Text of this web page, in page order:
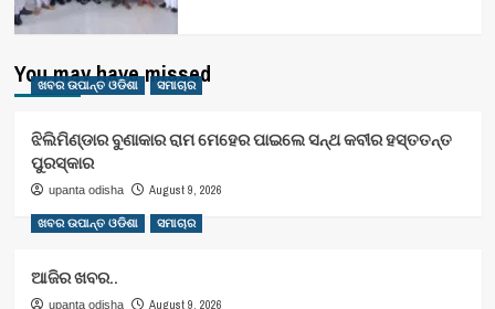
You may have missed
ଖବର ଉପାନ୍ତ ଓଡିଶା ସମାଚାର
ଝିଲିମିଣ୍ଡାର ବୁଣାକାର ରାମ ମେହେର ପାଇଲେ ସନ୍ଥ କବୀର ହସ୍ତତନ୍ତ
ପୁରସ୍କାର
upanta odisha August 9, 2026
ଖବର ଉପାନ୍ତ ଓଡିଶା ସମାଚାର
ଆଜିର ଖବର..
upanta odisha August 9, 2026